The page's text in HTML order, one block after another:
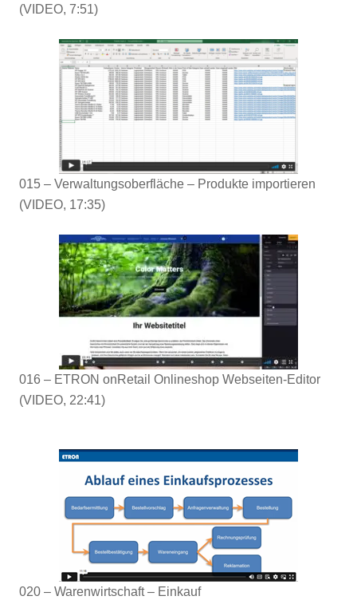
(VIDEO, 7:51)
015 – Verwaltungsoberfläche – Produkte importieren
(VIDEO, 17:35)
016 – ETRON onRetail Onlineshop Webseiten-Editor
(VIDEO, 22:41)
020 – Warenwirtschaft – Einkauf